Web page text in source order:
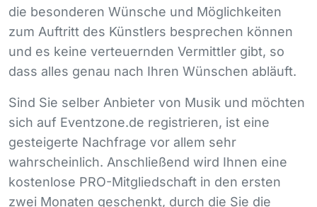
die besonderen Wünsche und Möglichkeiten
zum Auftritt des Künstlers besprechen können
und es keine verteuernden Vermittler gibt, so
dass alles genau nach Ihren Wünschen abläuft.
Sind Sie selber Anbieter von Musik und möchten
sich auf Eventzone.de registrieren, ist eine
gesteigerte Nachfrage vor allem sehr
wahrscheinlich. Anschließend wird Ihnen eine
kostenlose PRO-Mitgliedschaft in den ersten
zwei Monaten geschenkt, durch die Sie die